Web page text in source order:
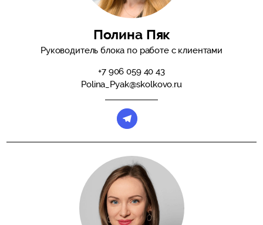
Полина Пяк
Руководитель блока по работе с клиентами
+7 906 059 40 43
Polina_Pyak@skolkovo.ru